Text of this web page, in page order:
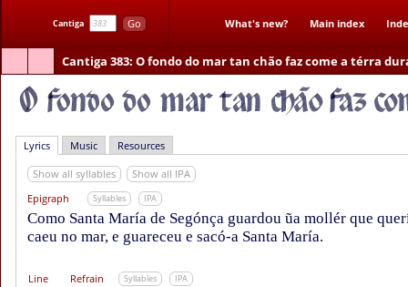
Cantiga Go What's new? Main index
Cantiga 383: O fondo do mar tan chão faz come a térra
Lyrics Music Resources
Show all syllables
Show all IPA
Epigraph
Syllables IPA
Como Santa María de Segónça guardou ũa mollér que
caeu no mar, e guareceu e sacó-a Santa María.
Line Refrain Syllables IPA